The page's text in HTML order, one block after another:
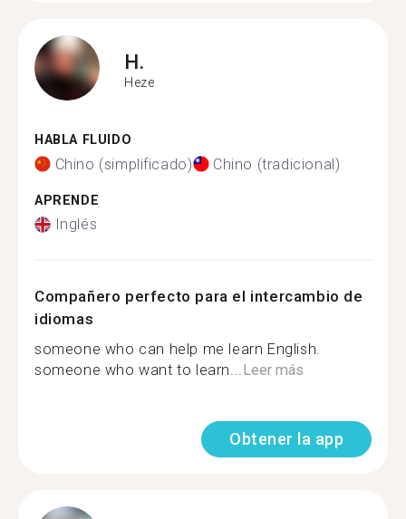
H.
Heze
HABLA FLUIDO
Chino (simplificado) Chino (tradicional)
APRENDE
Inglés
Compañero perfecto para el intercambio de
idiomas
someone who can help me learn English.
someone who want to learn...Leer más
Obtener la app